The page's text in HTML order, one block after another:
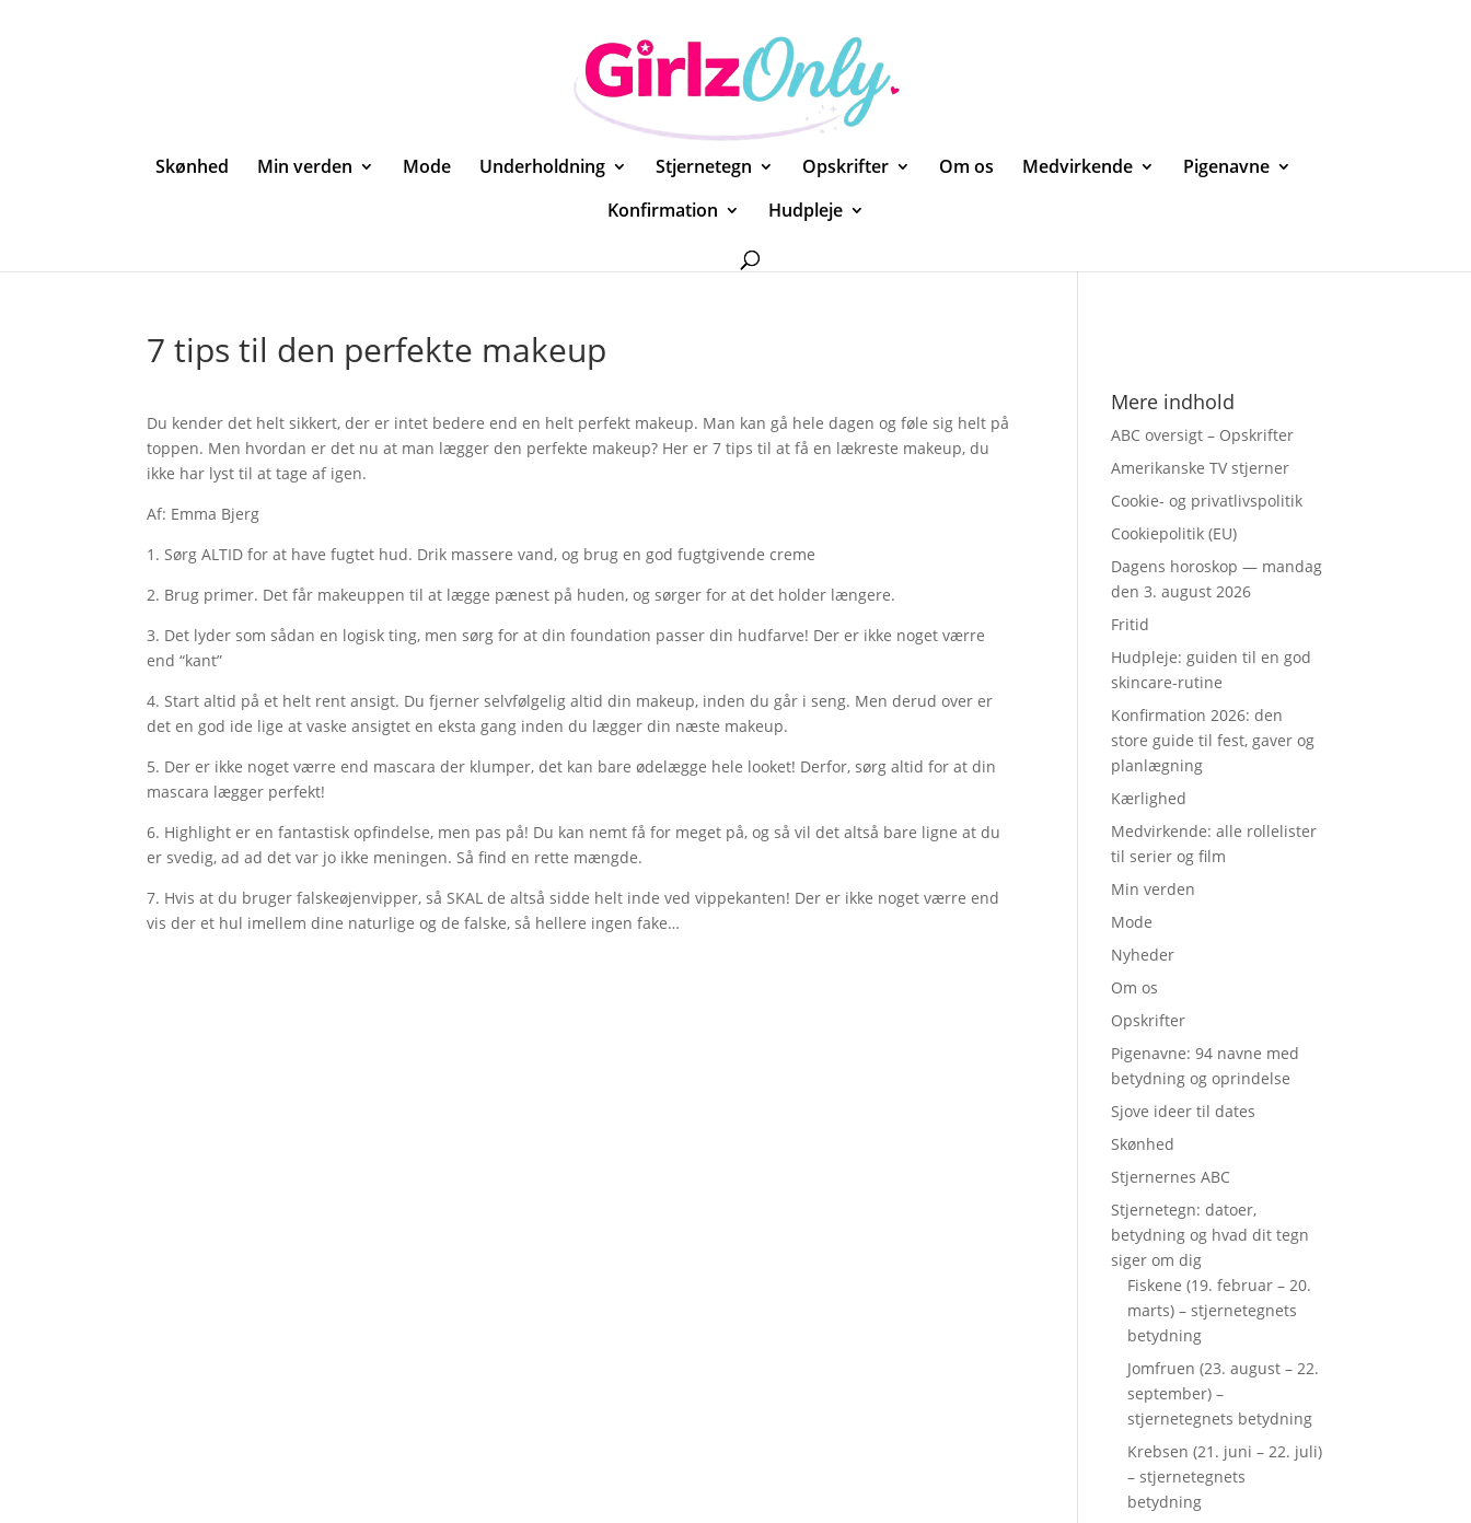
Skønhed Min verden Mode Underholdning Stjernetegn Opskrifter Om os Medvirkende
Pigenavne
Konfirmation
Hudpleje
7 tips til den perfekte makeup
Du kender det helt sikkert, der er intet bedere end en helt perfekt makeup. Man kan gå hele dagen og føle sig helt på
toppen. Men hvordan er det nu at man lægger den perfekte makeup? Her er 7 tips til at få en lækreste makeup, du
ikke har lyst til at tage af igen.
Af: Emma Bjerg
1. Sørg ALTID for at have fugtet hud. Drik massere vand, og brug en god fugtgivende creme
2. Brug primer. Det får makeuppen til at lægge pænest på huden, og sørger for at det holder længere.
3. Det lyder som sådan en logisk ting, men sørg for at din foundation passer din hudfarve! Der er ikke noget værre
end “kant”
4. Start altid på et helt rent ansigt. Du fjerner selvfølgelig altid din makeup, inden du går i seng. Men derud over er
det en god ide lige at vaske ansigtet en eksta gang inden du lægger din næste makeup.
5. Der er ikke noget værre end mascara der klumper, det kan bare ødelægge hele looket! Derfor, sørg altid for at din
mascara lægger perfekt!
6. Highlight er en fantastisk opfindelse, men pas på! Du kan nemt få for meget på, og så vil det altså bare ligne at du
er svedig, ad ad det var jo ikke meningen. Så find en rette mængde.
7. Hvis at du bruger falskeøjenvipper, så SKAL de altså sidde helt inde ved vippekanten! Der er ikke noget værre end
vis der et hul imellem dine naturlige og de falske, så hellere ingen fake…
Mere indhold
ABC oversigt – Opskrifter
Amerikanske TV stjerner
Cookie- og privatlivspolitik
Cookiepolitik (EU)
Dagens horoskop — mandag
den 3. august 2026
Fritid
Hudpleje: guiden til en god
skincare-rutine
Konfirmation 2026: den
store guide til fest, gaver og
planlægning
Kærlighed
Medvirkende: alle rollelister
til serier og film
Min verden
Mode
Nyheder
Om os
Opskrifter
Pigenavne: 94 navne med
betydning og oprindelse
Sjove ideer til dates
Skønhed
Stjernernes ABC
Stjernetegn: datoer,
betydning og hvad dit tegn
siger om dig
Fiskene (19. februar – 20.
marts) – stjernetegnets
betydning
Jomfruen (23. august – 22.
september) –
stjernetegnets betydning
Krebsen (21. juni – 22. juli)
– stjernetegnets
betydning